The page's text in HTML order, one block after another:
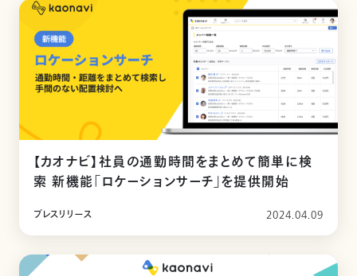
【カオナビ】社員の通勤時間をまとめて簡単に検
索 新機能「ロケーションサーチ」を提供開始
プレスリリース 2024.04.09